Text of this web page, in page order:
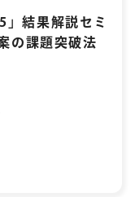
」結果解説セミ
の課題突破法